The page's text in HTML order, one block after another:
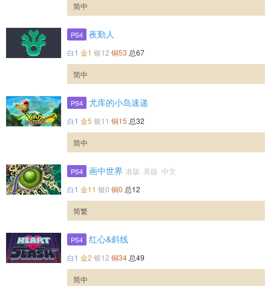
简中
PS4 夜勤人
白1 金1 银12 铜53 总67
简中
PS4 尤库的小岛速递
白1 金5 银11 铜15 总32
简中
PS4 画中世界 港版 美版 中文
白1 金11 银0 铜0 总12
简繁
PS4 红心&斜线
白1 金2 银12 铜34 总49
简中